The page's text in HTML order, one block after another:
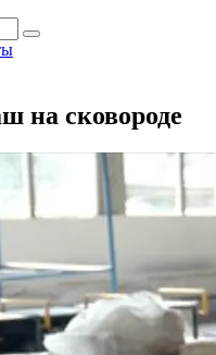
на сковороде